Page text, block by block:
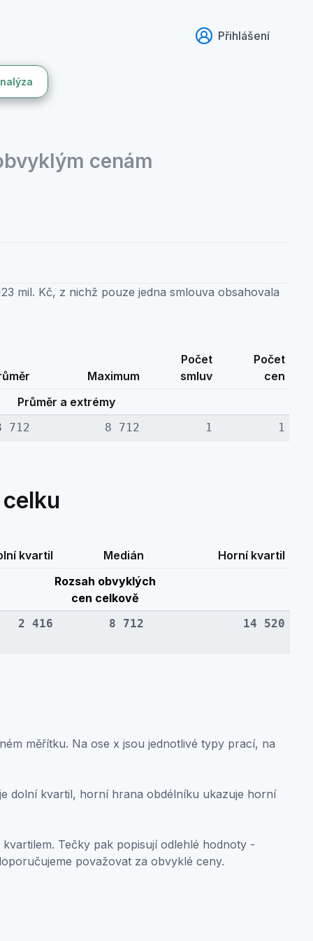
Přihlášení
cenám
mil. Kč, z nichž pouze jedna smlouva obsahovala
Maximum
Počet
smluv
Počet
cen
Průměr a extrémy
712 8 712 1 1
kvartil Medián
Horní kvartil
Rozsah obvyklých
cen celkově
2 416 8 712 14 520
měřítku. Na ose x jsou jednotlivé typy prací, na
dolní kvartil, horní hrana obdélníku ukazuje horní
Tečky pak popisují odlehlé hodnoty -
považovat za obvyklé ceny.